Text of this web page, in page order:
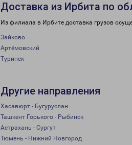
Доставка из Ирбита по
Из филиала в Ирбите доставка грузов
Зайково
Артёмовский
Туринск
Другие направления
Хасавюрт - Бугуруслан
Ташкент Горького - Рыбинск
Астрахань - Сургут
Тюмень - Нижний Новгород